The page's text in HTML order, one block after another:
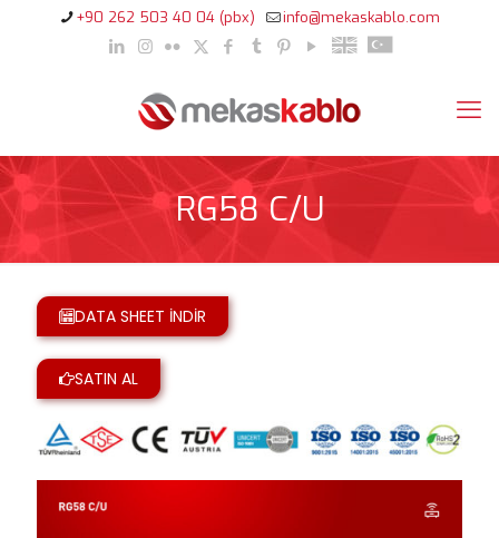
+90 262 503 40 04 (pbx) info@mekaskablo.com
RG58 C/U
DATA SHEET İNDİR
SATIN AL